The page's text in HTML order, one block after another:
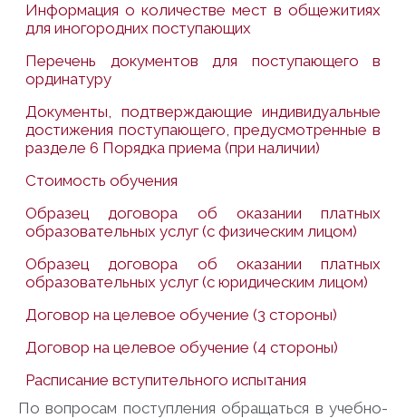
Информация о количестве мест в общежитиях
для иногородних поступающих
Перечень документов для поступающего в
ординатуру
Документы, подтверждающие индивидуальные
достижения поступающего, предусмотренные в
разделе 6 Порядка приема (при наличии)
Стоимость обучения
Образец договора об оказании платных
образовательных услуг (с физическим лицом)
Образец договора об оказании платных
образовательных услуг (с юридическим лицом)
Договор на целевое обучение (3 стороны)
Договор на целевое обучение (4 стороны)
Расписание вступительного испытания
По вопросам поступления обращаться в учебно-